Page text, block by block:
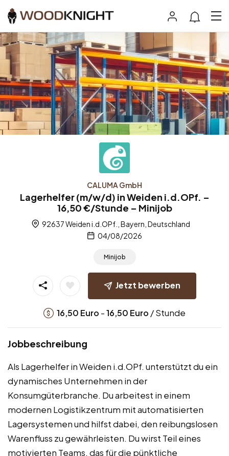
CALUMA GmbH
Lagerhelfer (m/w/d) in Weiden i.d.OPf. –
16,50 €/Stunde – Minijob
92637 Weiden i.d.OPf., Bayern, Deutschland
04/08/2026
Minijob
Jetzt bewerben
16,50 Euro -16,50 Euro / Stunde
Jobbeschreibung
Als Lagerhelfer in Weiden i.d.OPf. unterstützt du ein
dynamisches Unternehmen in der
Konsumgüterbranche. Du arbeitest in einem
modernen Logistikzentrum mit automatisierten
Lagersystemen und hilfst dabei, den reibungslosen
Warenfluss zu gewährleisten. Du wirst Teil eines
motivierten Teams, das für die pünktliche